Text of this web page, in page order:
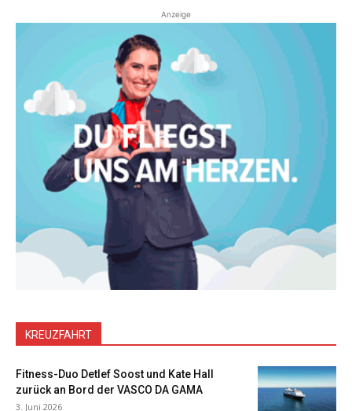
Anzeige
KREUZFAHRT
Fitness-Duo Detlef Soost und Kate Hall
zurück an Bord der VASCO DA GAMA
3. Juni 2026